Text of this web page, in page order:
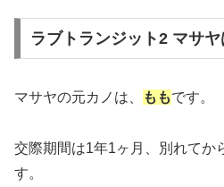
ラブトランジット2 マサ
マサヤの元カノは、 ももです。
交際期間は1年1ヶ月、別れてか
す。